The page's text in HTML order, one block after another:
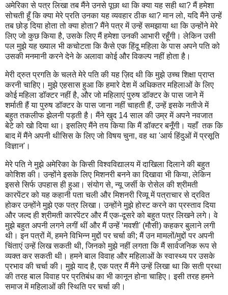
अमेरिका से पत्र लिखा तब मैंने उनसे पूछा था कि क्या यह सही था? मैं हमेशा
सोचती हूँ कि क्या मेरे प्रति उनका यह व्यवहार ठीक था? मान लो, यदि मैंने उन्हें
तब छोड़ दिया होता तो क्या होता? मैंने पत्र में उन्हें समझाया था कि उन्होंने मेरे
लिए जो कुछ किया है, उसके लिए मैं हमेशा उनकी आभारी रहूँगी। लेकिन उसी
पल मुझे यह ख्याल भी कचोटता कि कैसे एक हिंदू महिला के पास अपने पति को
उसकी मनमानी करने देने के अलावा कोई और विकल्प नहीं होता है।
मेरी द्रुत प्रगति के चलते मेरे पति की यह ज़िद थी कि मुझे उच्च शिक्षा प्राप्त
करनी चाहिए। मुझे एहसास हुआ कि हमारे देश में अधिकतर महिलाओं के लिए
कोई महिला डॉक्टर नहीं है, और जो महिलाएं पुरुष डॉक्टर के पास जाने में
शर्माती हैं या पुरुष डॉक्टर के पास जाना नहीं चाहती हैं, उन्हें इसके नतीजे में
बहुत तकलीफ झेलनी पड़ती है। मैंने खुद 14 साल की उम्र में अपने नवजात
बेटे को खो दिया था। इसलिए मैंने तय किया कि मैं डॉक्टर बनूँगी। यहाँ तक कि
बाद में मैंने अपनी थीसिस के लिए जो विषय चुना, वह था 'आर्य हिंदुओं में प्रसूति
विज्ञान'।
मेरे पति ने मुझे अमेरिका के किसी विश्वविद्यालय में दाखिला दिलाने की बहुत
कोशिश की। उन्होंने इसके लिए मिशनरी बनने का दिखावा भी किया, लेकिन
इससे सिर्फ उपहास ही हुआ। संयोग से, न्यू जर्सी के रोसेल की श्रीमती
कारपेंटर को यह कहानी पता चली और मिशनरी रिव्यू में पत्राचार से द्रवित
होकर उन्होंने मुझे एक पत्र लिखा। उन्होंने मुझे होस्ट करने का प्रस्ताव दिया
और जल्द ही श्रीमती कारपेंटर और मैं एक-दूसरे को बहुत पत्र लिखने लगे। वे
मुझे बहुत अपनी लगने लगीं थीं और मैं उन्हें ‘मवशी' (मौसी) कहकर बुलाने लगी
थी। इन पत्रों में, हमने विभिन्न मुद्दों पर चर्चा की; मैं उन मामलों/मुद्दों पर अपनी
चिंताएं उन्हें लिख सकती थी, जिनको मुझे नहीं लगता कि मैं सार्वजनिक रूप से
व्यक्त कर सकती थी। हमने बाल विवाह और महिलाओं के स्वास्थ्य पर उसके
प्रभाव की चर्चा की। मुझे याद है, एक पत्र मैं मैंने उन्हें लिखा था कि सती प्रथा
की तरह बाल विवाह पर प्रतिबंध का भी कानून होना चाहिए। इसी तरह हमने
समाज में महिलाओं की स्थिति पर चर्चा की।